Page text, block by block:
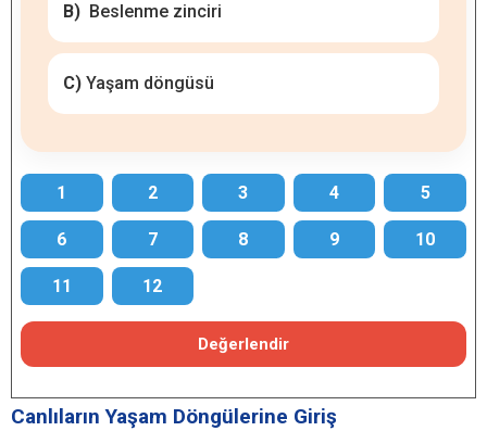
B) Beslenme zinciri
C) Yaşam döngüsü
1 2 3 4 5
6 7 8 9 10
11 12
Değerlendir
Canlıların Yaşam Döngülerine Giriş